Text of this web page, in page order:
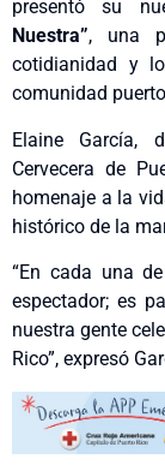
presentó su
Nuestra”, una
cotidianidad y
comunidad
Elaine García,
Cervecera de
homenaje a la
histórico de la
“En cada una
espectador; es
nuestra gente
Rico”, expresó